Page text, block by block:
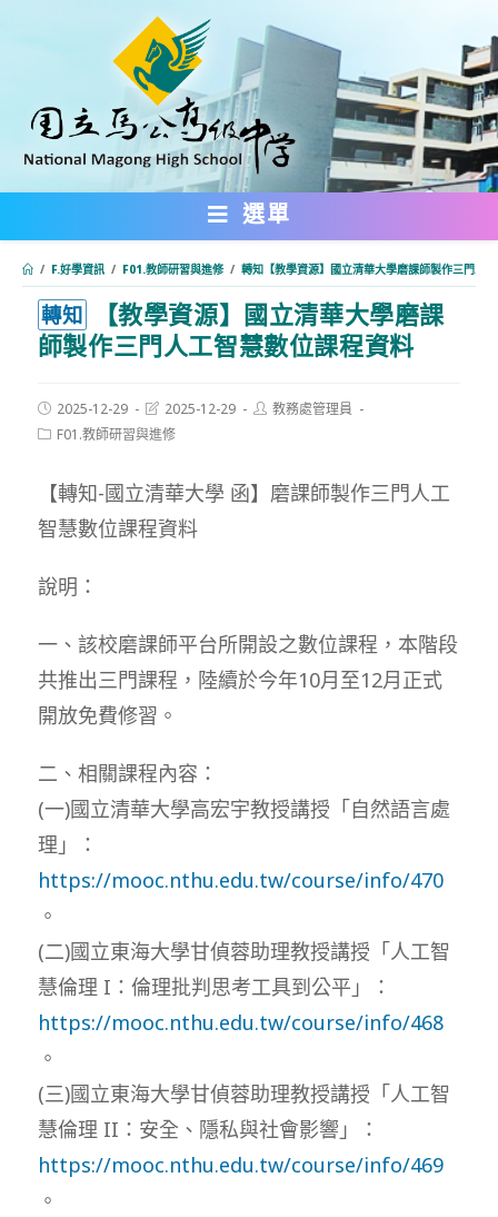
內
選單
/ F.好學資訊 / F01.教師研習與進修 / 轉知【教學資源】國立清華大學磨課師製作三門人
轉知
【教學資源】國立清華大學磨課
師製作三門人工智慧數位課程資料
Post
published:
2025-12-29
Post
last
modified:
2025-12-29
Post教務處管理員
PostF01.教師研習與進修
【轉知-國立清華大學 函】磨課師製作三門人工
智慧數位課程資料
說明：
一、該校磨課師平台所開設之數位課程，本階段
共推出三門課程，陸續於今年10月至12月正式
開放免費修習。
二、相關課程內容：
(一)國立清華大學高宏宇教授講授「自然語言處
理」：
https://mooc.nthu.edu.tw/course/info/470
。
(二)國立東海大學甘偵蓉助理教授講授「人工智
慧倫理 I：倫理批判思考工具到公平」：
https://mooc.nthu.edu.tw/course/info/468
。
(三)國立東海大學甘偵蓉助理教授講授「人工智
慧倫理 II：安全、隱私與社會影響」：
https://mooc.nthu.edu.tw/course/info/469
。